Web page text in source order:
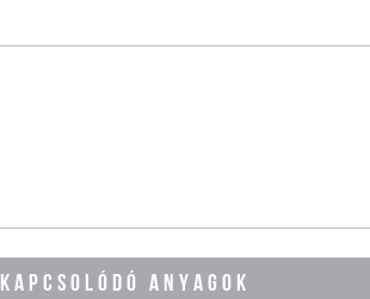
KAPCSOLÓDÓ ANYAGOK